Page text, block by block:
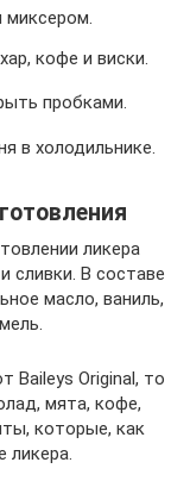
миксером.
кофе и виски.
пробками.
в холодильнике.
ликера
сливки. В составе
масло, ваниль,
Baileys Original, то
мята, кофе,
которые, как
ликера.